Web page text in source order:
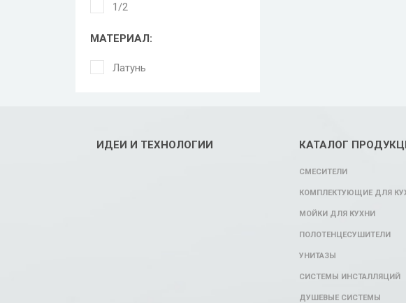
1/2
МАТЕРИАЛ:
Латунь
ИДЕИ И ТЕХНОЛОГИИ КАТАЛОГ
СМЕСИТЕЛИ
КОМПЛЕКТУЮЩИЕ ДЛЯ
МОЙКИ ДЛЯ КУХНИ
ПОЛОТЕНЦЕСУШИТЕЛИ
УНИТАЗЫ
СИСТЕМЫ ИНСТАЛЛЯЦИЙ
ДУШЕВЫЕ СИСТЕМЫ